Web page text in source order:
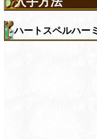
ハートスペルハー